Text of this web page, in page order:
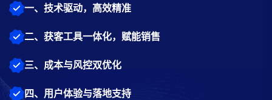
一、技术驱动，高效精准
二、获客工具一体化，赋能销售
三、成本与风控双优化
四、用户体验与落地支持